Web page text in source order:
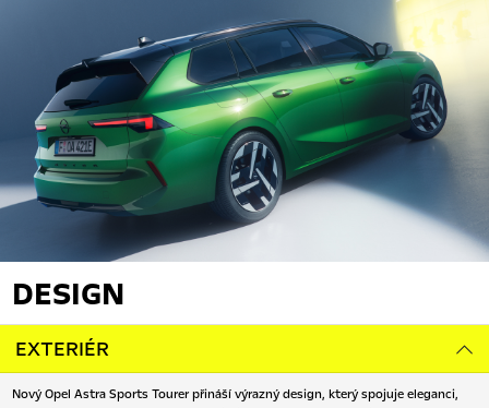
DESIGN
EXTERIÉR
Nový Opel Astra Sports Tourer přináší výrazný design, který spojuje eleganci,